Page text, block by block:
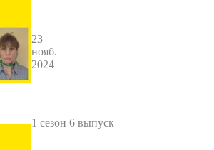
23
нояб.
2024
1 сезон 6 выпуск